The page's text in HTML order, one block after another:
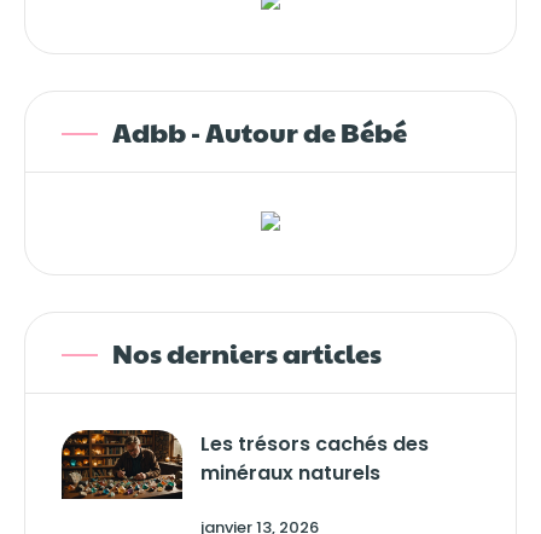
Adbb - Autour de Bébé
Nos derniers articles
Les trésors cachés des
minéraux naturels
janvier 13, 2026